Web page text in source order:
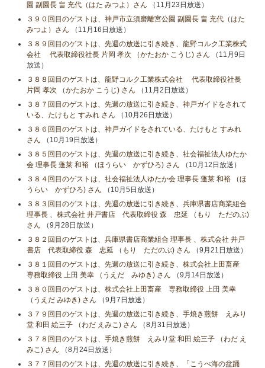
園 副園長 畠 充代（はた みつよ）さん （11月23日放送）
３９０回目のゲストは、神戸市立須磨離宮公園 副園長 畠 充代（はた
みつよ）さん （11月16日放送）
３８９回目のゲストは、先週の放送に引き続き、龍野コルク工業株式
会社 代表取締役社長 片岡 孝次 （かたおか こうじ) さん （11月9日
放送）
３８８回目のゲストは、龍野コルク工業株式会社 代表取締役社長
片岡 孝次 （かたおか こうじ) さん （11月2日放送）
３８７回目のゲストは、先週の放送に引き続き、神戸ガイドをされて
いる、たけもと すみれ さん （10月26日放送）
３８６回目のゲストは、神戸ガイドをされている、たけもと すみれ
さん （10月19日放送）
３８５回目のゲストは、先週の放送に引き続き、社会福祉法人ゆたか
会 理事長 蓬莱 和裕 （ほうらい かずひろ) さん （10月12日放送）
３８４回目のゲストは、社会福祉法人ゆたか会 理事長 蓬莱 和裕 （ほ
うらい かずひろ) さん （10月5日放送）
３８３回目のゲストは、先週の放送に引き続き、兵庫県書店商業組合
理事長 、株式会社 井戸書店 代表取締役 森 忠延 （もり ただのぶ)
さん （9月28日放送）
３８２回目のゲストは、兵庫県書店商業組合 理事長 、株式会社 井戸
書店 代表取締役 森 忠延 （もり ただのぶ) さん （9月21日放送）
３８１回目のゲストは、先週の放送に引き続き、株式会社上田畜産
専務取締役 上田 美幸 （うえだ みゆき) さん （9月14日放送）
３８０回目のゲストは、株式会社上田畜産 専務取締役 上田 美幸
（うえだ みゆき) さん （9月7日放送）
３７９回目のゲストは、先週の放送に引き続き、手焼き煎餅 えみり
堂 和田 絵三子 （わだ えみこ) さん （8月31日放送）
３７８回目のゲストは、手焼き煎餅 えみり堂 和田 絵三子 （わだ え
みこ) さん （8月24日放送）
３７７回目のゲストは、先週の放送に引き続き、「こうべ海の盆踊